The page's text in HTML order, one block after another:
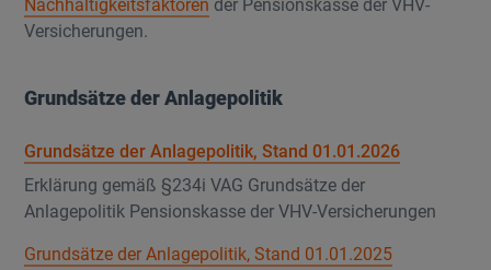
Nachhaltigkeitsfaktoren der Pensionskasse der VHV-
Versicherungen.
Grundsätze der Anlagepolitik
Grundsätze der Anlagepolitik, Stand 01.01.2026
Erklärung gemäß §234i VAG Grundsätze der
Anlagepolitik Pensionskasse der VHV-Versicherungen
Grundsätze der Anlagepolitik, Stand 01.01.2025